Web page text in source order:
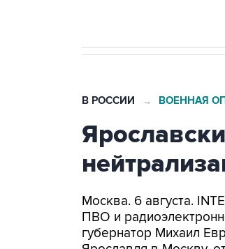
В РОССИИ → ВОЕННАЯ
Москва. 6 августа.
ПВО и
губернатор Михаил